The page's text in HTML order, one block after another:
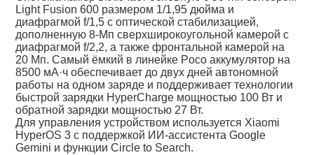
Light Fusion 600 размером 1/1,95 дюйма и
диафрагмой f/1,5 с оптической стабилизацией,
дополненную 8-Мп сверхширокоугольной камерой с
диафрагмой f/2,2, а также фронтальной камерой на
20 Мп. Самый ёмкий в линейке Poco аккумулятор на
8500 мА·ч обеспечивает до двух дней автономной
работы на одном заряде и поддерживает технологии
быстрой зарядки HyperCharge мощностью 100 Вт и
обратной зарядки мощностью 27 Вт.
Для управления устройством используется Xiaomi
HyperOS 3 с поддержкой ИИ-ассистента Google
Gemini и функции Circle to Search.